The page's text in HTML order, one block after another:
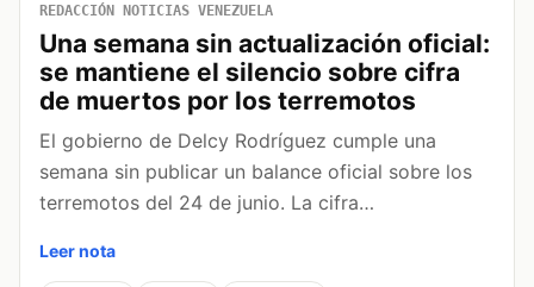
REDACCIÓN NOTICIAS VENEZUELA
Una semana sin actualización oficial:
se mantiene el silencio sobre cifra
de muertos por los terremotos
El gobierno de Delcy Rodríguez cumple una
semana sin publicar un balance oficial sobre los
terremotos del 24 de junio. La cifra…
Leer nota